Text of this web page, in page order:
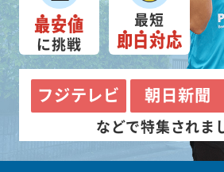
最安値
に挑戦
最短
即日対応
フジテレビ 朝日新聞
などで特集されま